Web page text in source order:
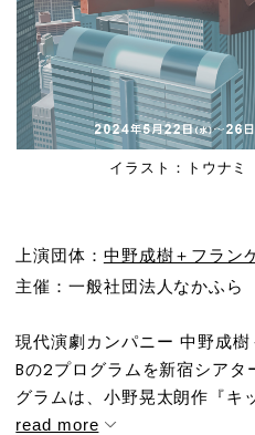
イラスト：トウナ
上演団体： 中野成樹＋フラン
主催：一般社団法人なかふら
現代演劇カンパニー 中野成
Bの2プログラムを新宿シア
グラムは、小野晃太朗作『キ
read more